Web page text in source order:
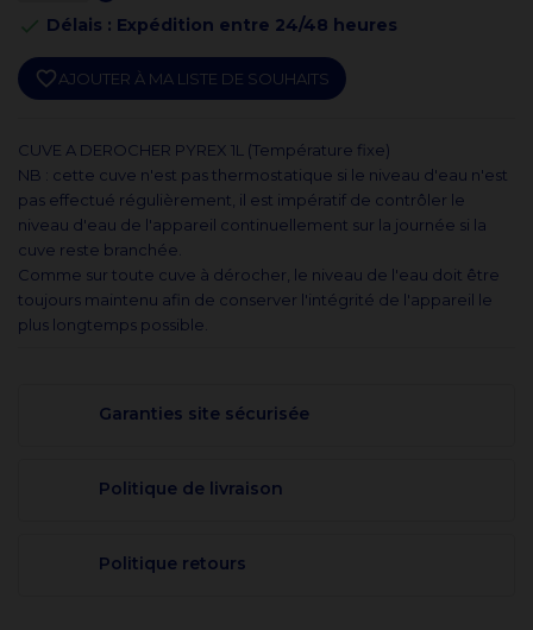
 Délais : Expédition entre 24/48 heures
favorite_borderAJOUTER À MA LISTE DE SOUHAITS
CUVE A DEROCHER PYREX 1L (Température fixe)
NB : cette cuve n'est pas thermostatique si le niveau d'eau n'est
pas effectué régulièrement, il est impératif de contrôler le
niveau d'eau de l'appareil continuellement sur la journée si la
cuve reste branchée.
Comme sur toute cuve à dérocher, le niveau de l'eau doit être
toujours maintenu afin de conserver l'intégrité de l'appareil le
plus longtemps possible.
Garanties site sécurisée
Politique de livraison
Politique retours